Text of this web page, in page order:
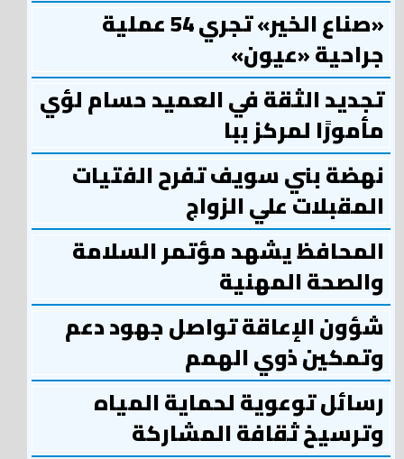
«صناع الخير» تجري 54 عملية
جراحية «عيون»
تجديد الثقة في العميد حسام لؤي
مأمورًا لمركز ببا
نهضة بني سويف تفرح الفتيات
المقبلات علي الزواج
المحافظ يشهد مؤتمر السلامة
والصحة المهنية
شؤون الإعاقة تواصل جهود دعم
وتمكين ذوي الهمم
رسائل توعوية لحماية المياه
وترسيخ ثقافة المشاركة